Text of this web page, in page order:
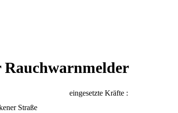
Rauchwarnmelder
Straße
eingesetzte Kräfte :